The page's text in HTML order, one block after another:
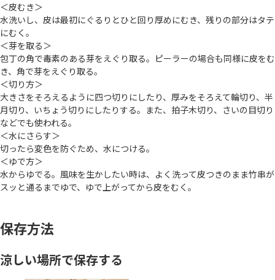
＜皮むき＞
水洗いし、皮は最初にぐるりとひと回り厚めにむき、残りの部分はタテ
にむく。
＜芽を取る＞
包丁の角で毒素のある芽をえぐり取る。ピーラーの場合も同様に皮をむ
き、角で芽をえぐり取る。
＜切り方＞
大きさをそろえるように四つ切りにしたり、厚みをそろえて輪切り、半
月切り、いちょう切りにしたりする。また、拍子木切り、さいの目切り
などでも使われる。
＜水にさらす＞
切ったら変色を防ぐため、水につける。
＜ゆで方＞
水からゆでる。風味を生かしたい時は、よく洗って皮つきのまま竹串が
スッと通るまでゆで、ゆで上がってから皮をむく。
保存方法
涼しい場所で保存する